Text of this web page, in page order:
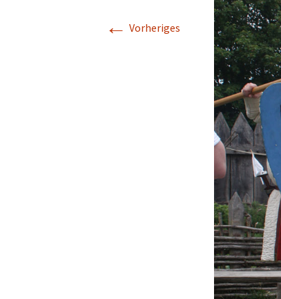
← Vorheriges